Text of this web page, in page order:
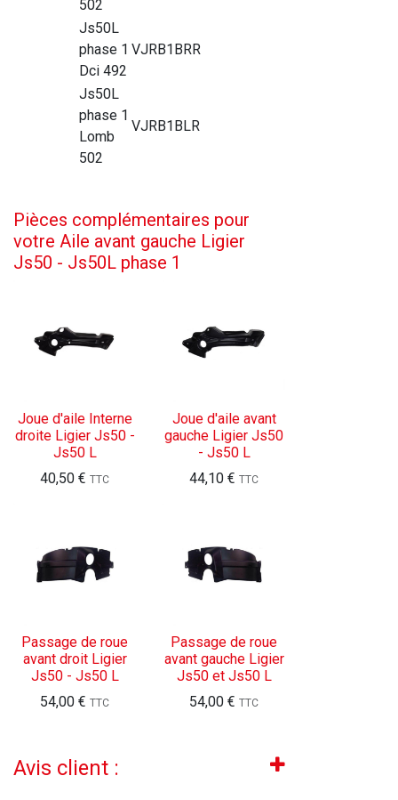
502
Js50L
phase 1
Dci 492
VJRB1BRR
Js50L
phase 1
Lomb
502
VJRB1BLR
Pièces complémentaires pour
votre Aile avant gauche Ligier
Js50 - Js50L phase 1
Joue d'aile Interne
droite Ligier Js50 -
Js50 L
40,50 € TTC
Joue d'aile avant
gauche Ligier Js50
- Js50 L
44,10 € TTC
Passage de roue
avant droit Ligier
Js50 - Js50 L
54,00 € TTC
Passage de roue
avant gauche Ligier
Js50 et Js50 L
54,00 € TTC
Avis client :